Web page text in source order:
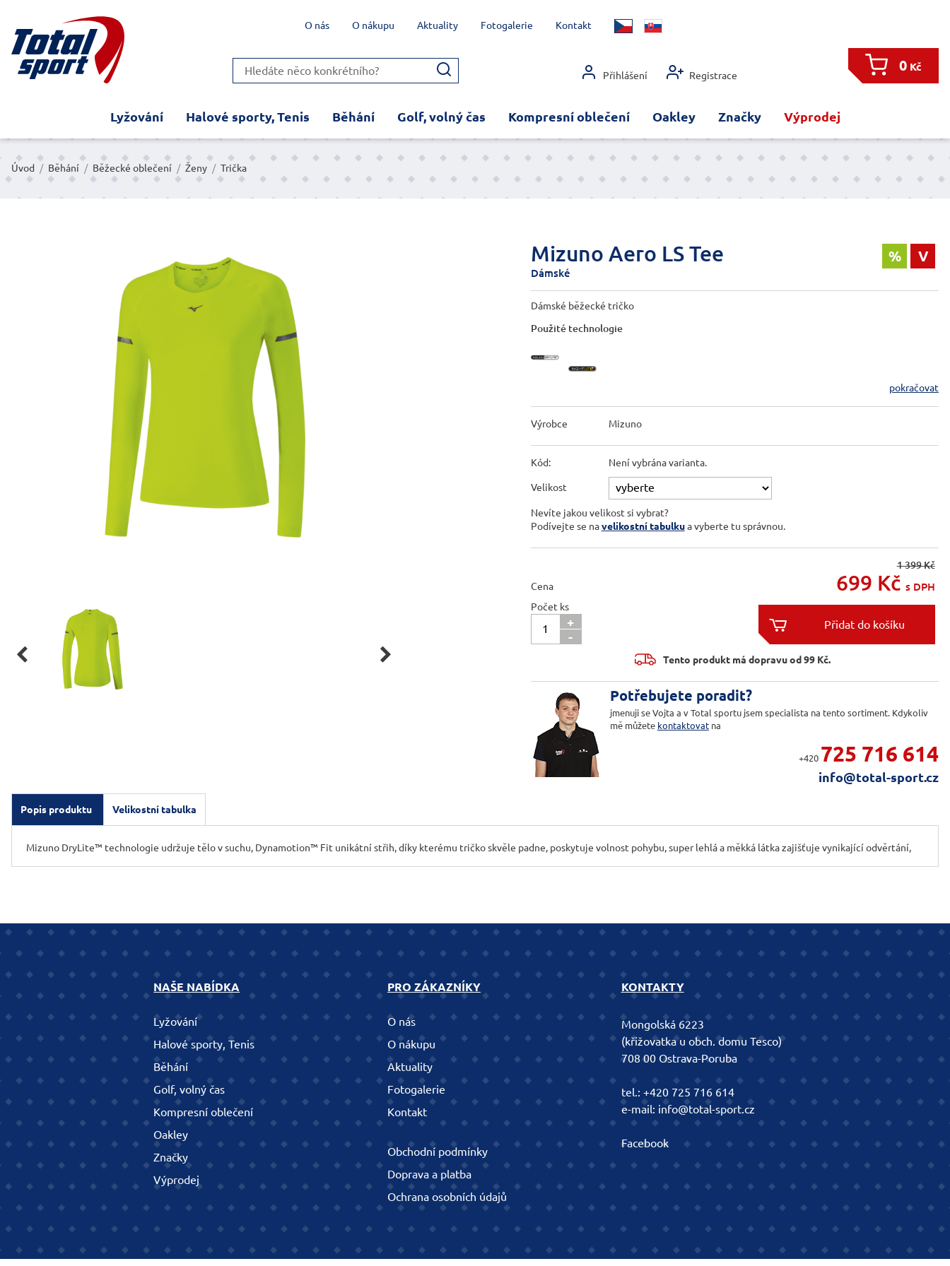
Přihlášení Registrace
0Kč
Lyžování Halové sporty, Tenis Běhání Golf, volný čas Kompresní oblečení Oakley Značky Výprodej
O nás O nákupu Aktuality Fotogalerie Kontakt
Úvod / Běhání / Běžecké oblečení / Ženy / Trička
 
Mizuno Aero LS Tee % V
Dámské
Dámské běžecké tričko
Použité technologie
pokračovat
Výrobce Mizuno
Kód: Není vybrána varianta.
Velikost
Nevíte jakou velikost si vybrat?
Podívejte se navelikostní tabulkua vyberte tu správnou.
Cena
1 399 Kč
699 Kč s DPH
Počet ks
+
-


Tento produkt má dopravu od 99 Kč.
Potřebujete poradit?
jmenuji se Vojta a v Total sportu jsem specialista na tento sortiment. Kdykoliv
mě můžete kontaktovatna
+420 725 716 614
info@total-sport.cz
Popis produktu Velikostní tabulka
Mizuno DryLite™ technologie udržuje tělo v suchu, Dynamotion™ Fit unikátní střih, díky kterému tričko skvěle padne, poskytuje volnost pohybu, super lehlá a měkká látka zajišťuje vynikající odvěrtání,
NAŠE NABÍDKA
Lyžování
Halové sporty, Tenis
Běhání
Golf, volný čas
Kompresní oblečení
Oakley
Značky
Výprodej
PRO ZÁKAZNÍKY
O nás
O nákupu
Aktuality
Fotogalerie
Kontakt
Obchodní podmínky
Doprava a platba
Ochrana osobních údajů
KONTAKTY
Mongolská 6223
(křižovatka u obch. domu Tesco)
708 00 Ostrava-Poruba
tel.: +420 725 716 614
e-mail: info@total-sport.cz
Facebook